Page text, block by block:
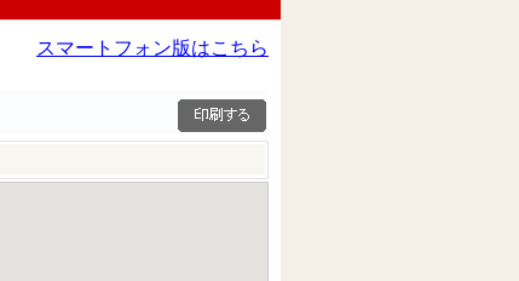
スマートフォン版はこちら